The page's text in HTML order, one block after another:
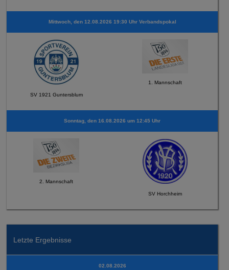
Mittwoch, den 12.08.2026 19:30 Uhr Verbandspokal
SV 1921 Guntersblum
1. Mannschaft
Sonntag, den 16.08.2026 um 12:45 Uhr
2. Mannschaft
SV Horchheim
Letzte Ergebnisse
02.08.2026